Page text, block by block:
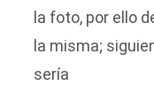
la foto, por ello
la misma;
sería